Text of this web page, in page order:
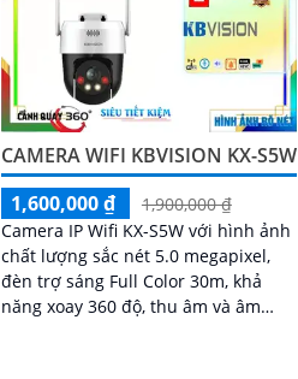
CAMERA WIFI KBVISION KX-S5W
1,600,000 ₫
1,900,000 ₫
Camera IP Wifi KX-S5W với hình ảnh
chất lượng sắc nét 5.0 megapixel,
đèn trợ sáng Full Color 30m, khả
năng xoay 360 độ, thu âm và âm